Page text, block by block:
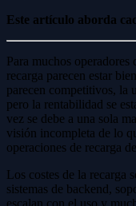
Este artículo aborda
Para muchos operadores
recarga parecen estar
parecen competitivos, la
pero la rentabilidad se
vez se debe a una sola
visión incompleta de lo
operaciones de recarga
Los costes de la recarga
sistemas de backend,
escalan con el uso y